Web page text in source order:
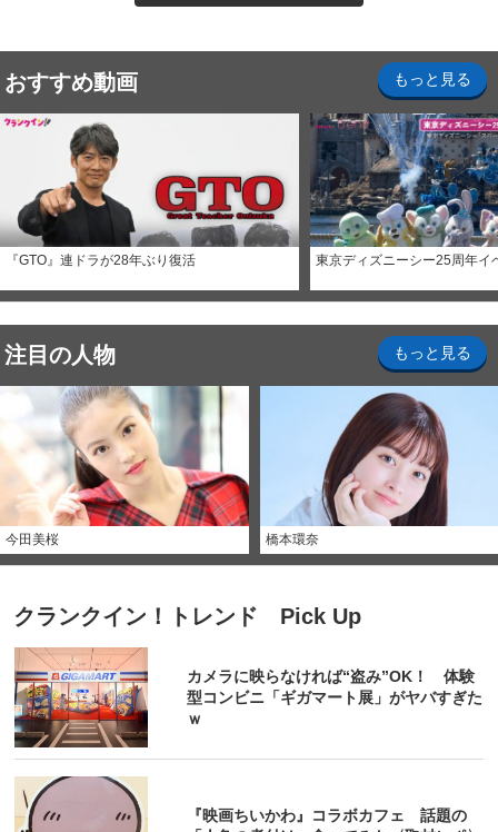
おすすめ動画 もっと見る
『GTO』連ドラが28年ぶり復活 東京ディズニーシー25周年イ
注目の人物 もっと見る
今田美桜 橋本環奈
クランクイン！トレンド Pick Up
カメラに映らなければ“盗み”OK！ 体験
型コンビニ「ギガマート展」がヤバすぎた
ｗ
『映画ちいかわ』コラボカフェ 話題の